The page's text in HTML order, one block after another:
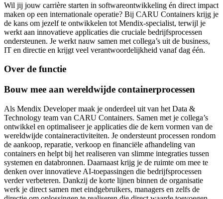
Wil jij jouw carrière starten in softwareontwikkeling én direct impact
maken op een internationale operatie? Bij CARU Containers krijg je
de kans om jezelf te ontwikkelen tot Mendix-specialist, terwijl je
werkt aan innovatieve applicaties die cruciale bedrijfsprocessen
ondersteunen. Je werkt nauw samen met collega’s uit de business,
IT en directie en krijgt veel verantwoordelijkheid vanaf dag één.
Over de functie
Bouw mee aan wereldwijde containerprocessen
Als Mendix Developer maak je onderdeel uit van het Data &
Technology team van CARU Containers. Samen met je collega’s
ontwikkel en optimaliseer je applicaties die de kern vormen van de
wereldwijde containeractiviteiten. Je ondersteunt processen rondom
de aankoop, reparatie, verkoop en financiële afhandeling van
containers en helpt bij het realiseren van slimme integraties tussen
systemen en databronnen. Daarnaast krijg je de ruimte om mee te
denken over innovatieve AI-toepassingen die bedrijfsprocessen
verder verbeteren. Dankzij de korte lijnen binnen de organisatie
werk je direct samen met eindgebruikers, managers en zelfs de